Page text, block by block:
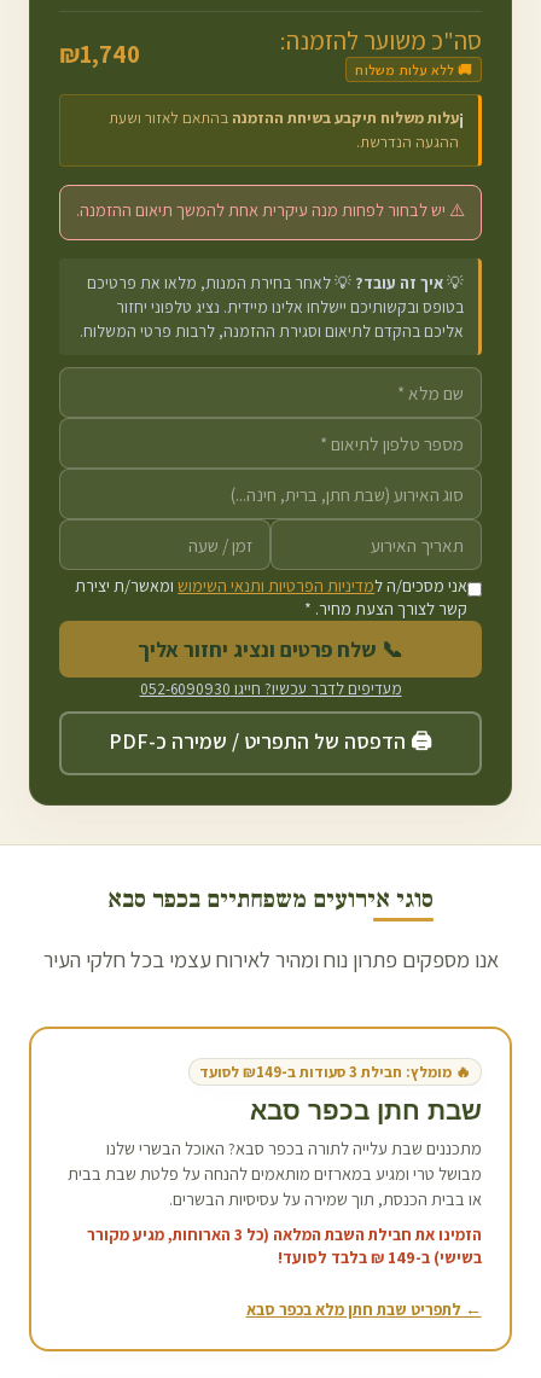
סה"כ משוער להזמנה:
🚚 ללא עלות משלוח ₪1,740
ℹ️עלות משלוח תיקבע בשיחת ההזמנה בהתאם לאזור ושעת
ההגעה הנדרשת.
⚠️ יש לבחור לפחות מנה עיקרית אחת להמשך תיאום ההזמנה.
💡איך זה עובד? 💡 לאחר בחירת המנות, מלאו את פרטיכם
בטופס ובקשותיכם יישלחו אלינו מיידית. נציג טלפוני יחזור
אליכם בהקדם לתיאום וסגירת ההזמנה, לרבות פרטי המשלוח.
אני מסכים/ה למדיניות הפרטיות ותנאי השימושומאשר/ת יצירת
קשר לצורך הצעת מחיר. *
📞 שלח פרטים ונציג יחזור אליך
מעדיפים לדבר עכשיו? חייגו 052-6090930
🖨️ הדפסה של התפריט / שמירה כ-PDF
סוגי אירועים משפחתיים בכפר סבא
אנו מספקים פתרון נוח ומהיר לאירוח עצמי בכל חלקי העיר
🔥 מומלץ: חבילת 3 סעודות ב-₪149 לסועד
שבת חתן בכפר סבא
מתכננים שבת עלייה לתורה בכפר סבא? האוכל הבשרי שלנו
מבושל טרי ומגיע במארזים מותאמים להנחה על פלטת שבת בבית
או בבית הכנסת, תוך שמירה על עסיסיות הבשרים.
הזמינו את חבילת השבת המלאה (כל 3 הארוחות, מגיע מקורר
בשישי) ב-149 ₪ בלבד לסועד!
← לתפריט שבת חתן מלא בכפר סבא